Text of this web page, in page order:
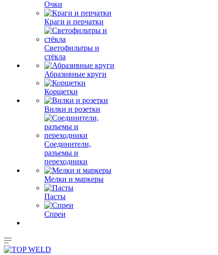
Очки
Краги и перчатки
Светофильтры и
стёкла
Абразивные круги
Корщетки
Вилки и розетки
Соединители,
разъемы и
переходники
Мелки и маркеры
Пасты
Спреи